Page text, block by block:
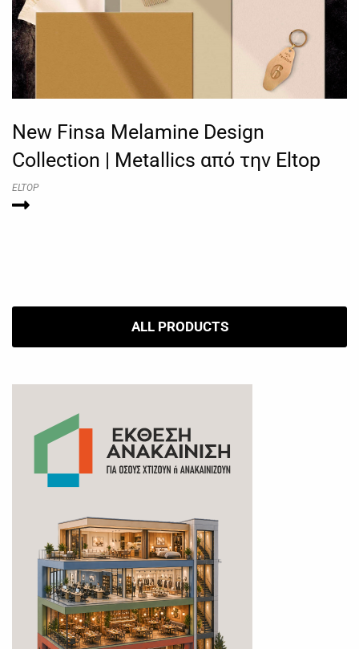
New Finsa Melamine Design
Collection | Metallics από την Eltop
ELTOP
ALL PRODUCTS